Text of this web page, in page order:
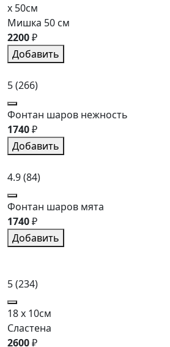
x 50см
Мишка 50 см
2200₽
Добавить
5(266)
Фонтан шаров нежность
1740₽
Добавить
4.9(84)
Фонтан шаров мята
1740₽
Добавить
5(234)
18 x 10см
Сластена
2600₽